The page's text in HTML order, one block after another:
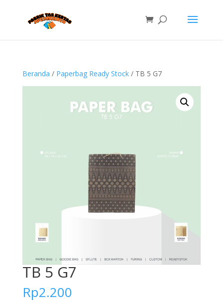
Beranda / Paperbag Ready Stock/ TB 5 G7
TB 5 G7
Rp2.200